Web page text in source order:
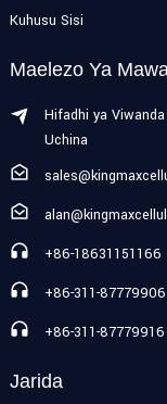
Kuhusu Sisi
Maelezo Ya
Hifadhi ya
Uchina
+86-18631151166
+86-311-87779906
+86-311-87779916
Jarida